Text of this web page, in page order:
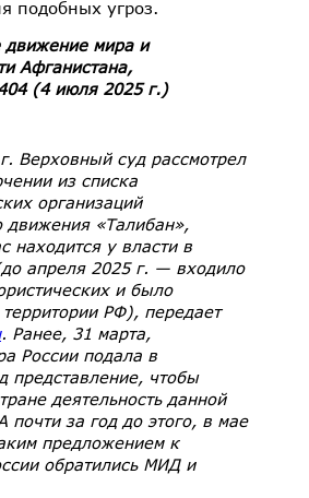
подобных угроз.
движение мира и
Афганистана,
(4 июля 2025 г.)
Верховный суд рассмотрел
из списка
организаций
движения «Талибан»,
находится у власти в
апреля 2025 г. — входило
и было
РФ), передает
. Ранее, 31 марта,
России подала в
представление, чтобы
деятельность данной
почти за год до этого, в мае
предложением к
обратились МИД и